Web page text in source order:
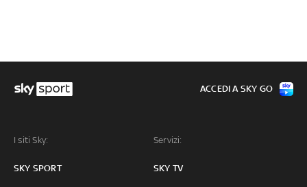
I siti Sky:
SKY SPORT
Servizi:
SKY TV
ACCEDI A SKY GO